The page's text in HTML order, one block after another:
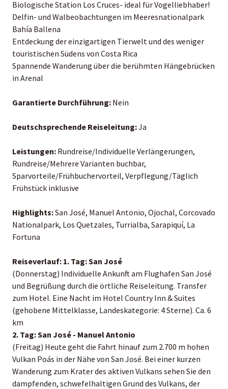
Biologische Station Los Cruces- ideal für Vogelliebhaber!
Delfin- und Walbeobachtungen im Meeresnationalpark
Bahía Ballena
Entdeckung der einzigartigen Tierwelt und des weniger
touristischen Südens von Costa Rica
Spannende Wanderung über die berühmten Hängebrücken
in Arenal
Garantierte Durchführung: Nein
Deutschsprechende Reiseleitung:Ja
Leistungen: Rundreise/Individuelle Verlängerungen,
Rundreise/Mehrere Varianten buchbar,
Sparvorteile/Frühbuchervorteil, Verpflegung/Täglich
Frühstück inklusive
Highlights:San José, Manuel Antonio, Ojochal, Corcovado
Nationalpark, Los Quetzales, Turrialba, Sarapiquí, La
Fortuna
Reiseverlauf: 1. Tag: San José
(Donnerstag) Individuelle Ankunft am Flughafen San José
und Begrüßung durch die örtliche Reiseleitung. Transfer
zum Hotel. Eine Nacht im Hotel Country Inn & Suites
(gehobene Mittelklasse, Landeskategorie: 4 Sterne). Ca. 6
km
2. Tag: San José - Manuel Antonio
(Freitag) Heute geht die Fahrt hinauf zum 2.700 m hohen
Vulkan Poás in der Nähe von San José. Bei einer kurzen
Wanderung zum Krater des aktiven Vulkans sehen Sie den
dampfenden, schwefelhaltigen Grund des Vulkans, der